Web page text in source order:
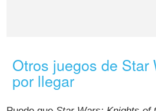
Otros juegos de Star
por llegar